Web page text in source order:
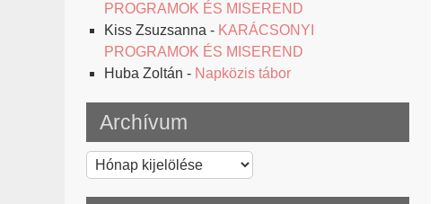
PROGRAMOK ÉS MISEREND
Kiss Zsuzsanna - KARÁCSONYI
PROGRAMOK ÉS MISEREND
Huba Zoltán - Napközis tábor
Archívum
Archívum